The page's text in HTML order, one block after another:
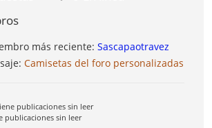
más reciente:Sascapaotravez
Camisetas del foro personalizadas
publicaciones sin leer
publicaciones sin leer